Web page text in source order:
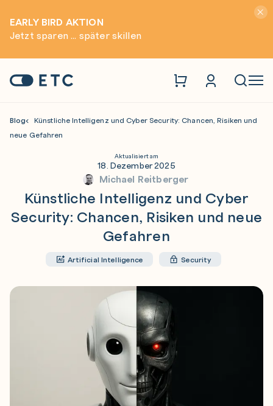
EARLY BIRD AKTION
Jetzt sparen ... später skillen
Startseite: ETC
Blog
Künstliche Intelligenz und Cyber Security: Chancen, Risiken und
neue Gefahren
Aktualisiert am
18. Dezember 2025
Michael Reitberger
Künstliche Intelligenz und Cyber
Security: Chancen, Risiken und neue
Gefahren
Artificial Intelligence Security